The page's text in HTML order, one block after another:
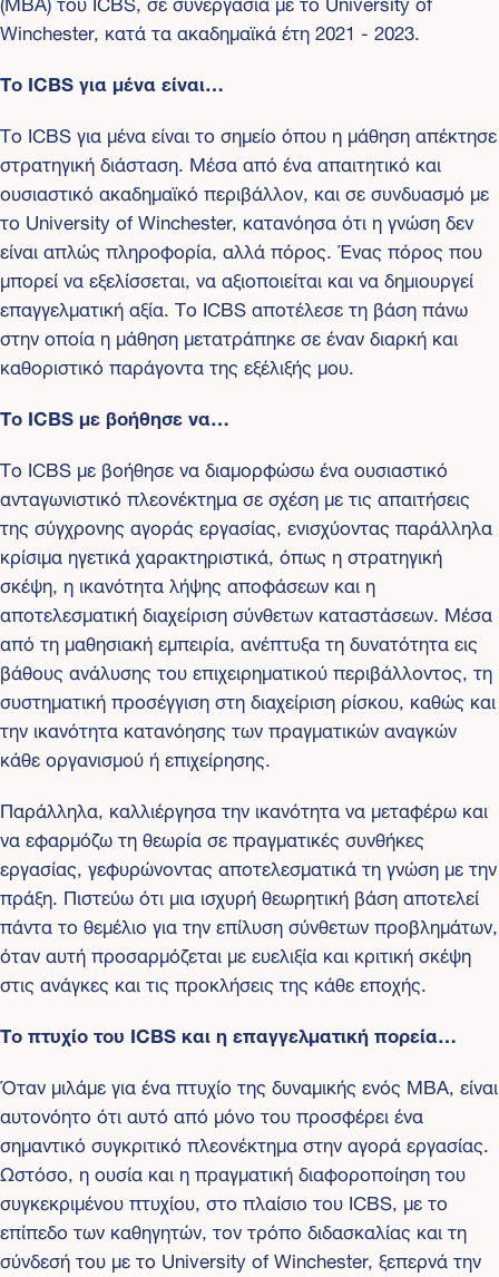
Winchester, κατά τα ακαδημαϊκά έτη 2021 - 2023.
Το ICBS για μένα είναι…
Το ICBS για μένα είναι το σημείο όπου η μάθηση απέκτησε
στρατηγική διάσταση. Μέσα από ένα απαιτητικό και
ουσιαστικό ακαδημαϊκό περιβάλλον, και σε συνδυασμό με
το University of Winchester, κατανόησα ότι η γνώση δεν
είναι απλώς πληροφορία, αλλά πόρος. Ένας πόρος που
μπορεί να εξελίσσεται, να αξιοποιείται και να δημιουργεί
επαγγελματική αξία. Το ICBS αποτέλεσε τη βάση πάνω
στην οποία η μάθηση μετατράπηκε σε έναν διαρκή και
καθοριστικό παράγοντα της εξέλιξής μου.
Το ICBS με βοήθησε να…
Το ICBS με βοήθησε να διαμορφώσω ένα ουσιαστικό
ανταγωνιστικό πλεονέκτημα σε σχέση με τις απαιτήσεις
της σύγχρονης αγοράς εργασίας, ενισχύοντας παράλληλα
κρίσιμα ηγετικά χαρακτηριστικά, όπως η στρατηγική
σκέψη, η ικανότητα λήψης αποφάσεων και η
αποτελεσματική διαχείριση σύνθετων καταστάσεων. Μέσα
από τη μαθησιακή εμπειρία, ανέπτυξα τη δυνατότητα εις
βάθους ανάλυσης του επιχειρηματικού περιβάλλοντος, τη
συστηματική προσέγγιση στη διαχείριση ρίσκου, καθώς και
την ικανότητα κατανόησης των πραγματικών αναγκών
κάθε οργανισμού ή επιχείρησης.
Παράλληλα, καλλιέργησα την ικανότητα να μεταφέρω και
να εφαρμόζω τη θεωρία σε πραγματικές συνθήκες
εργασίας, γεφυρώνοντας αποτελεσματικά τη γνώση με την
πράξη. Πιστεύω ότι μια ισχυρή θεωρητική βάση αποτελεί
πάντα το θεμέλιο για την επίλυση σύνθετων προβλημάτων,
όταν αυτή προσαρμόζεται με ευελιξία και κριτική σκέψη
στις ανάγκες και τις προκλήσεις της κάθε εποχής.
Το πτυχίο του ICBS και η επαγγελματική πορεία…
Όταν μιλάμε για ένα πτυχίο της δυναμικής ενός MBA, είναι
αυτονόητο ότι αυτό από μόνο του προσφέρει ένα
σημαντικό συγκριτικό πλεονέκτημα στην αγορά εργασίας.
Ωστόσο, η ουσία και η πραγματική διαφοροποίηση του
συγκεκριμένου πτυχίου, στο πλαίσιο του ICBS, με το
επίπεδο των καθηγητών, τον τρόπο διδασκαλίας και τη
σύνδεσή του με το University of Winchester, ξεπερνά την